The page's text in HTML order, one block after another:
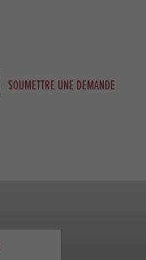
SOUMETTRE UNE DEMANDE